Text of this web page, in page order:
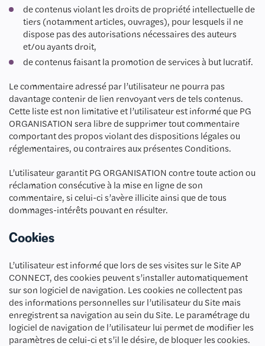
de contenus violant les droits de propriété intellectuelle de
tiers (notamment articles, ouvrages), pour lesquels il ne
dispose pas des autorisations nécessaires des auteurs
et/ou ayants droit,
de contenus faisant la promotion de services à but lucratif.
Le commentaire adressé par l’utilisateur ne pourra pas
davantage contenir de lien renvoyant vers de tels contenus.
Cette liste est non limitative et l’utilisateur est informé que PG
ORGANISATION sera libre de supprimer tout commentaire
comportant des propos violant des dispositions légales ou
réglementaires, ou contraires aux présentes Conditions.
L’utilisateur garantit PG ORGANISATION contre toute action ou
réclamation consécutive à la mise en ligne de son
commentaire, si celui-ci s’avère illicite ainsi que de tous
dommages-intérêts pouvant en résulter.
Cookies
L’utilisateur est informé que lors de ses visites sur le Site AP
CONNECT, des cookies peuvent s’installer automatiquement
sur son logiciel de navigation. Les cookies ne collectent pas
des informations personnelles sur l’utilisateur du Site mais
enregistrent sa navigation au sein du Site. Le paramétrage du
logiciel de navigation de l’utilisateur lui permet de modifier les
paramètres de celui-ci et s’il le désire, de bloquer les cookies.